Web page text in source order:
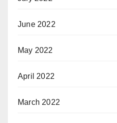
June 2022
May 2022
April 2022
March 2022